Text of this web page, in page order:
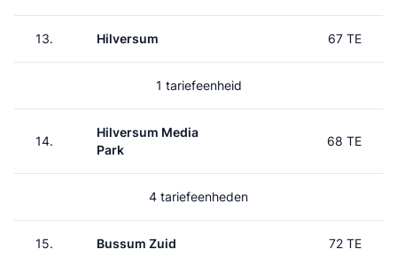
13. Hilversum 67 TE
1 tariefeenheid
14.
Hilversum Media
Park
68 TE
4 tariefeenheden
15. Bussum Zuid 72 TE